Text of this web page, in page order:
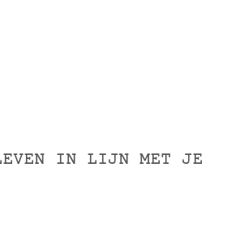
IN LIJN MET JE